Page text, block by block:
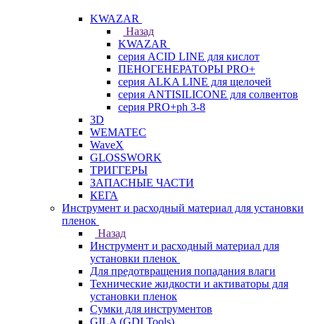
KWAZAR
Назад
KWAZAR
серия ACID LINE для кислот
ПЕНОГЕНЕРАТОРЫ PRO+
серия ALKA LINE для щелочей
серия ANTISILICONE для солвентов
серия PRO+ph 3-8
3D
WEMATEC
WaveX
GLOSSWORK
ТРИГГЕРЫ
ЗАПАСНЫЕ ЧАСТИ
КЕГА
Инструмент и расходный материал для установки
пленок
Назад
Инструмент и расходный материал для
установки пленок
Для предотвращения попадания влаги
Технические жидкости и активаторы для
установки пленок
Сумки для инструментов
GILA (GDI Tools)